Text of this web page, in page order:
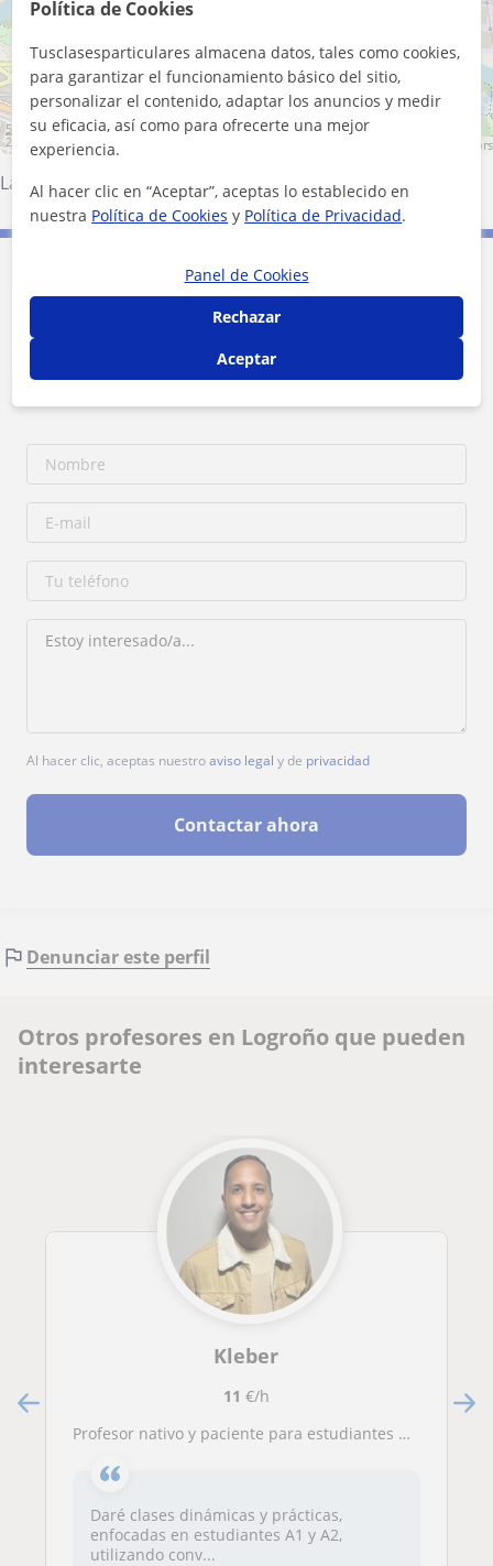
500 m
2000 ft
contributors
Lardero·Logroño· Oyón-Oion·Villamediana de Iregua
Contacta con Cosma Albuquerque Felix
Al hacer clic, aceptas nuestroaviso legal y de privacidad
Contactar ahora
Denunciar este perfil
Otros profesores en Logroño que pueden
interesarte
Kleber
11 €/h
Profesor nativo y paciente para estudiantes principiantes niveles A1 A2. Con experiencia en clases particulares.
Daré clases dinámicas y prácticas,
enfocadas en estudiantes A1 y A2,
utilizando conv...
Política de Cookies
Tusclasesparticulares almacena datos, tales como cookies,
para garantizar el funcionamiento básico del sitio,
personalizar el contenido, adaptar los anuncios y medir
su eficacia, así como para ofrecerte una mejor
experiencia.
Al hacer clic en “Aceptar”, aceptas lo establecido en
nuestra Política de Cookies y Política de Privacidad.
Panel de Cookies
Rechazar
Aceptar